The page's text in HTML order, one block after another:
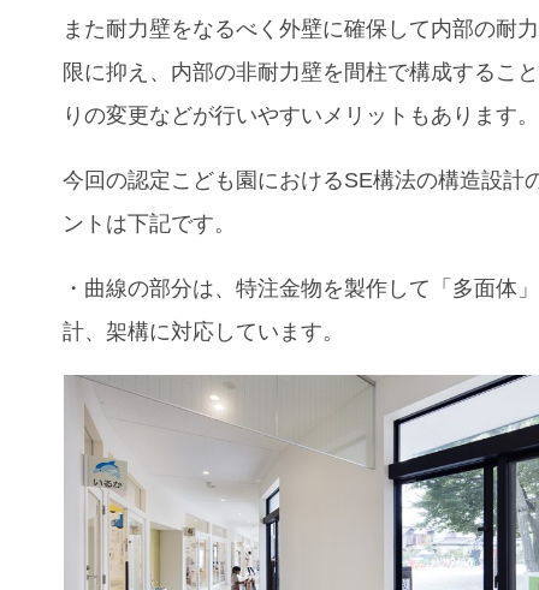
また耐力壁をなるべく外壁に確保して内部の耐
限に抑え、内部の非耐力壁を間柱で構成するこ
りの変更などが行いやすいメリットもあります。
今回の認定こども園におけるSE構法の構造設計
ントは下記です。
・曲線の部分は、特注金物を製作して「多面体
計、架構に対応しています。